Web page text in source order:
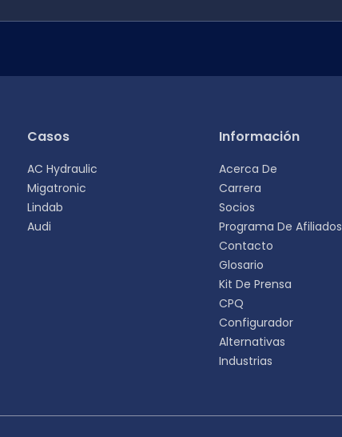
Casos
AC Hydraulic
Migatronic
Lindab
Audi
Información
Acerca De
Carrera
Socios
Programa De Afiliados
Contacto
Glosario
Kit De Prensa
CPQ
Configurador
Alternativas
Industrias